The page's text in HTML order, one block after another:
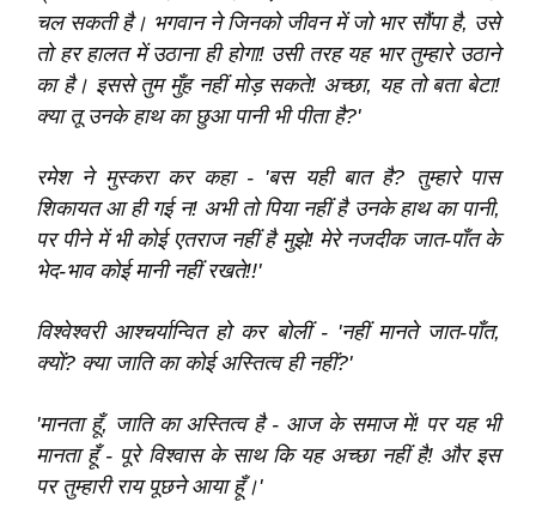
चल सकती है। भगवान ने जिनको जीवन में जो भार सौंपा है, उसे
तो हर हालत में उठाना ही होगा! उसी तरह यह भार तुम्हारे उठाने
का है। इससे तुम मुँह नहीं मोड़ सकते! अच्छा, यह तो बता बेटा!
क्या तू उनके हाथ का छुआ पानी भी पीता है?'
रमेश ने मुस्करा कर कहा - 'बस यही बात है? तुम्हारे पास
शिकायत आ ही गई न! अभी तो पिया नहीं है उनके हाथ का पानी,
पर पीने में भी कोई एतराज नहीं है मुझे! मेरे नजदीक जात-पाँत के
भेद-भाव कोई मानी नहीं रखते!!'
विश्‍वेश्‍वरी आश्‍चर्यान्वित हो कर बोलीं - 'नहीं मानते जात-पाँत,
क्यों? क्या जाति का कोई अस्तित्व ही नहीं?'
'मानता हूँ, जाति का अस्तित्व है - आज के समाज में! पर यह भी
मानता हूँ - पूरे विश्‍वास के साथ कि यह अच्छा नहीं है! और इस
पर तुम्हारी राय पूछने आया हूँ।'